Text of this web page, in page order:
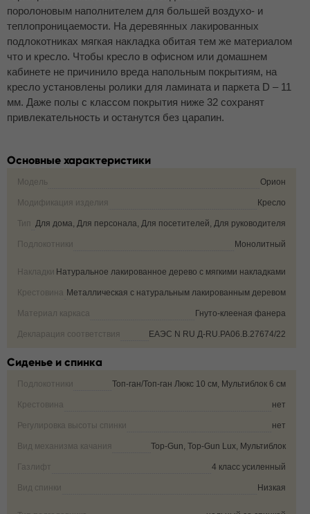
поролоновым наполнителем для большей воздухо- и
теплопроницаемости. На деревянных лакированных
подлокотниках мягкая накладка обитая тем же материалом
что и кресло. Чтобы кресло в офисном или домашнем
кабинете не причинило вреда напольным покрытиям, на
кресло установлены ролики для ламината и паркета D – 11
мм. Даже полы с классом покрытия ниже 32 сохранят
привлекательность и останутся без царапин.
Основные характеристики
Модель Орион
Модификация изделия Кресло
Тип Для дома, Для персонала, Для посетителей, Для руководителя
Подлокотники Монолитный
Накладки на подлокотники
Натуральное лакированное дерево с мягкими накладками
Крестовина Металлическая с натуральным лакированным деревом
Материал каркаса Гнуто-клееная фанера
Декларация соответствия ЕАЭС N RU Д-RU.РА06.В.27674/22
Сиденье и спинка
Подлокотники Топ-ган/Топ-ган Люкс 10 см, Мультиблок 6 см
Крестовина нет
Регулировка высоты спинки нет
Вид механизма качания Top-Gun, Top-Gun Lux, Мультиблок
Газлифт 4 класс усиленный
Вид спинки Низкая